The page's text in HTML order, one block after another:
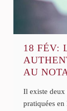
18 FÉV:
AU
Il existe deux
pratiquées en